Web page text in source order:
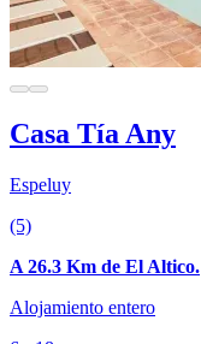
Casa Tía Any
Espeluy
(5)
A 26.3 Km de El Altico.
Alojamiento entero